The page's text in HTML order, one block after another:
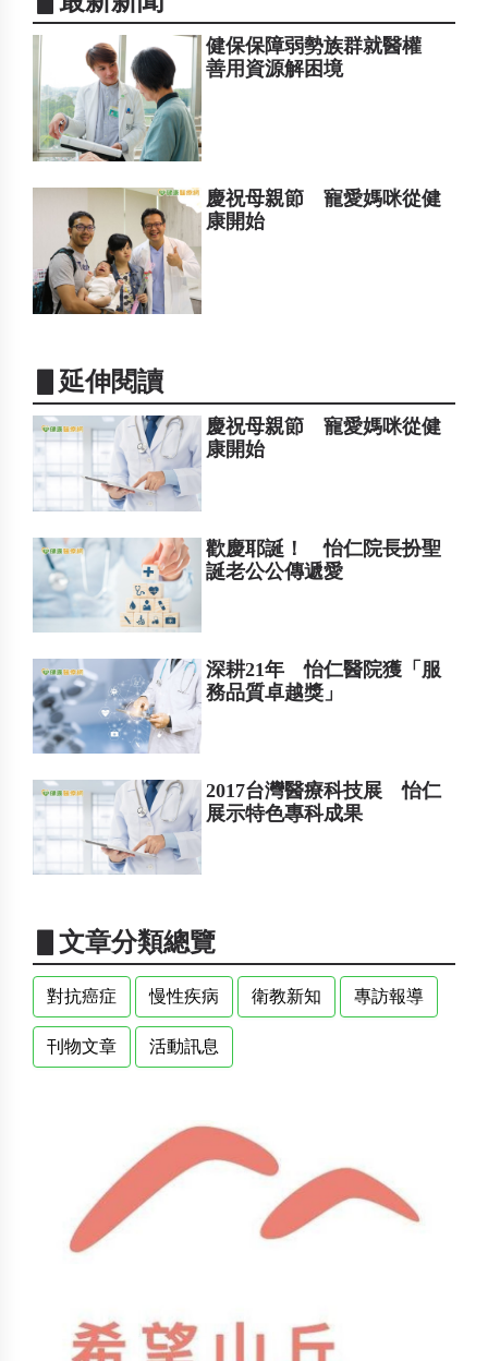
健保保障弱勢族群就醫權
善用資源解困境
慶祝母親節 寵愛媽咪從健
康開始
▋延伸閱讀
慶祝母親節 寵愛媽咪從健
康開始
歡慶耶誕！ 怡仁院長扮聖
誕老公公傳遞愛
深耕21年 怡仁醫院獲「服
務品質卓越獎」
2017台灣醫療科技展 怡仁
展示特色專科成果
▋文章分類總覽
對抗癌症 慢性疾病 衛教新知 專訪報導
刊物文章 活動訊息